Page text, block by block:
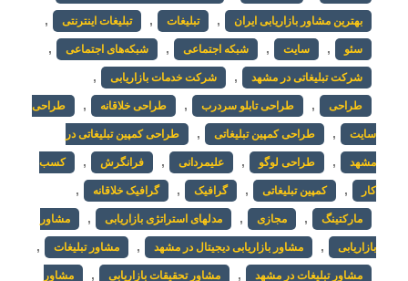
بهترین مشاور بازاریابی ایران , تبلیغات , تبلیغات اینترنتی ,
سئو , سایت , شبکه اجتماعی , شبکه‌های اجتماعی ,
شرکت تبلیغاتی در مشهد , شرکت خدمات بازاریابی ,
طراحی , طراحی تابلو سردرب , طراحی خلاقانه , طراحی
سایت , طراحی کمپین تبلیغاتی , طراحی کمپین تبلیغاتی در
مشهد , طراحی لوگو , علیمردانی , فرانگرش , کسب
کار , کمپین تبلیغاتی , گرافیک , گرافیک خلاقانه ,
مارکتینگ , مجازی , مدلهای استراتژی بازاریابی , مشاور
بازاریابی , مشاور بازاریابی دیجیتال در مشهد , مشاور تبلیغات ,
مشاور تبلیغات در مشهد , مشاور تحقیقات بازاریابی , مشاور